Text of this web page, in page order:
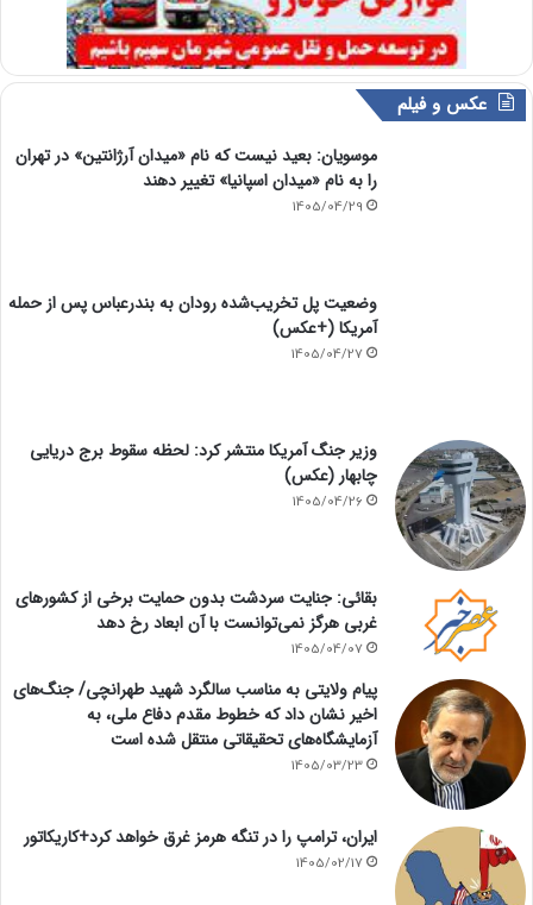
عکس و فیلم
موسویان: بعید نیست که نام «میدان آرژانتین» در تهران
را به نام «میدان اسپانیا» تغییر دهند
1405/04/29
وضعیت پل تخریب‌شده رودان به بندرعباس پس از حمله
آمریکا (+عکس)
1405/04/27
وزیر جنگ آمریکا منتشر کرد: لحظه سقوط برج دریایی
چابهار (عکس)
1405/04/26
بقائی: جنایت سردشت بدون حمایت برخی از کشورهای
غربی هرگز نمی‌توانست با آن ابعاد رخ دهد
1405/04/07
پیام ولایتی به مناسب سالگرد شهید طهرانچی/ جنگ‌های
اخیر نشان داد که خطوط مقدم دفاع ملی، به
آزمایشگاه‌های تحقیقاتی منتقل شده است
1405/03/23
ایران، ترامپ را در تنگه هرمز غرق خواهد کرد+کاریکاتور
1405/02/17